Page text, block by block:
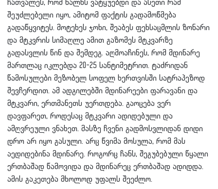
ჩათვალეს, რომ ხალხს ვატყუებდი და ასეთი რამ
შეუძლებელი იყო, ამიტომ ფაქტის გადამოწმება
გადაწყვიტეს. მოტეხეს ჯოხი, შეაბეს ფეხსაცმლის ზონარი
და მტკვრის სიმაღლე ამით გაზომეს მტკვარზე
გადასვლის წინ და შემდეგ. აღმოაჩინეს, რომ მდინარე
მართლაც იკლებდა 20-25 სანტიმეტრით. ტაძრიდან
წამოსულები მეზობელ სოფელ ხერთვისში სატრაპეზოდ
შევჩერდით. ამ ადგილებში მდინარეები ფარავანი და
მტკვარი, ერთმანეთს უერთდება. გაოცება ვერ
დავფარეთ, როდესაც მტკვარი ადიდებული და
ამღვრეული ვნახეთ. მასზე ჩვენი გადმოსვლიდან დიდი
დრო არ იყო გასული. არც წვიმა მოსულა, რომ მას
აედიდებინა მდინარე. როგორც ჩანს, შეგუბებული წყალი
ერთბაშად წამოვიდა და მდინარეც ერთბაშად ადიდდა.
ამის გაკეთება მხოლოდ უფალს შეეძლო.